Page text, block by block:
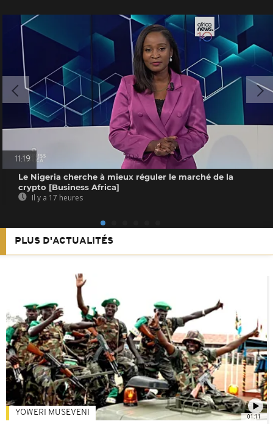
11:19
Le Nigeria cherche à mieux réguler le marché de la
crypto [Business Africa]
Il y a 17 heures
PLUS D'ACTUALITÉS
01:11
YOWERI MUSEVENI